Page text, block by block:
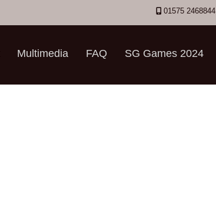
01575 2468844
Multimedia FAQ SG Games 2024